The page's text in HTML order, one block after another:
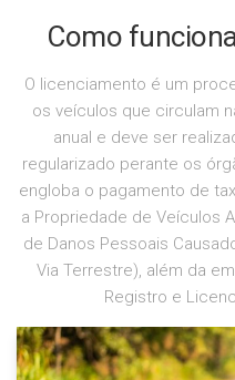
Como
O licenciamento é um
os veículos que circulam
anual e deve ser
regularizado perante os
engloba o pagamento de
a Propriedade de Veículos
de Danos Pessoais
Via Terrestre), além da
Registro e